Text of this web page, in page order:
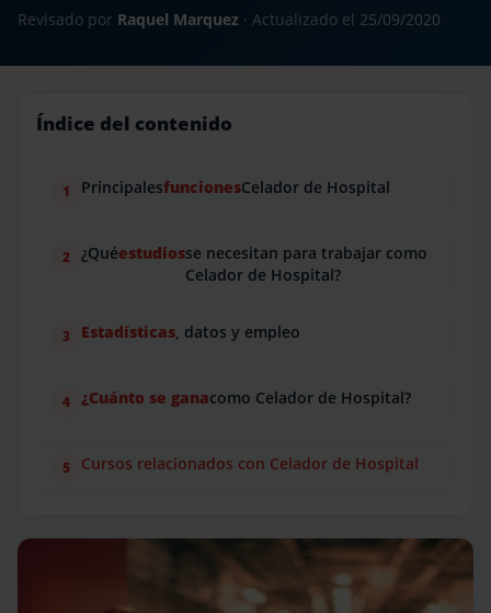
Revisado por Raquel Marquez · Actualizado el 25/09/2020
Índice del contenido
PrincipalesfuncionesCelador de Hospital
¿Quéestudiosse necesitan para trabajar como
Celador de Hospital?
Estadísticas, datos y empleo
¿Cuánto se ganacomo Celador de Hospital?
Cursos relacionados con Celador de Hospital